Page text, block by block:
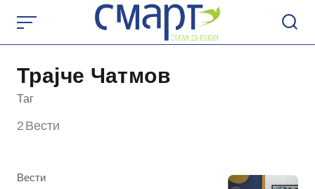
content
Трајче Чатмов
Таг
2 Вести
КАтегорија
Вести